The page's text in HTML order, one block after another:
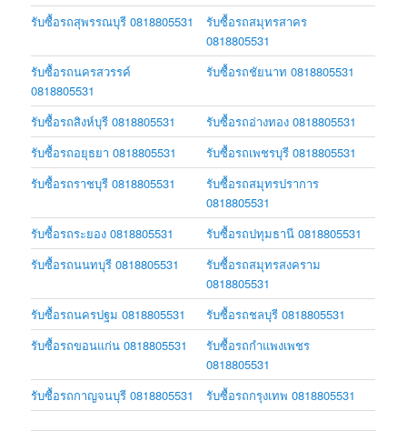
รับซื้อรถสุพรรณบุรี 0818805531
รับซื้อรถสมุทรสาคร
0818805531
รับซื้อรถนครสวรรค์
0818805531
รับซื้อรถชัยนาท 0818805531
รับซื้อรถสิงห์บุรี 0818805531
รับซื้อรถอ่างทอง 0818805531
รับซื้อรถอยุธยา 0818805531
รับซื้อรถเพชรบุรี 0818805531
รับซื้อรถราชบุรี 0818805531
รับซื้อรถสมุทรปราการ
0818805531
รับซื้อรถระยอง 0818805531
รับซื้อรถปทุมธานี 0818805531
รับซื้อรถนนทบุรี 0818805531
รับซื้อรถสมุทรสงคราม
0818805531
รับซื้อรถนครปฐม 0818805531
รับซื้อรถชลบุรี 0818805531
รับซื้อรถขอนแก่น 0818805531
รับซื้อรถกำแพงเพชร
0818805531
รับซื้อรถกาญจนบุรี 0818805531
รับซื้อรถกรุงเทพ 0818805531